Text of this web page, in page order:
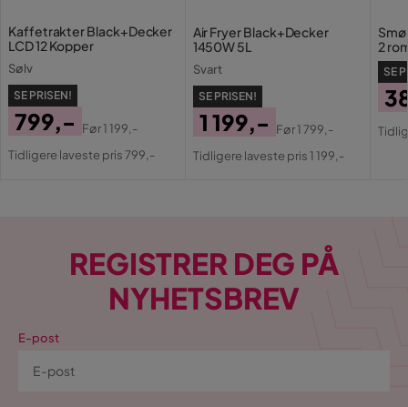
Kaffetrakter Black+Decker
LCD 12 Kopper
Sølv
SE PRISEN!
Pris
799,-
Original
Før1 199,-
Tidligere laveste pris 799,-
Air Fryer Black+Decker
1450W 5L
Svart
SE PRISEN!
Pris
1 199,-
Original
Før1 799,-
Tidligere laveste pris 1 199,-
2
SE
REGISTRER DEG PÅ
NYHETSBREV
E-post